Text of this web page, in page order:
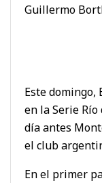
Guillermo
Este domingo,
en la Serie
día antes
el club
En el primer